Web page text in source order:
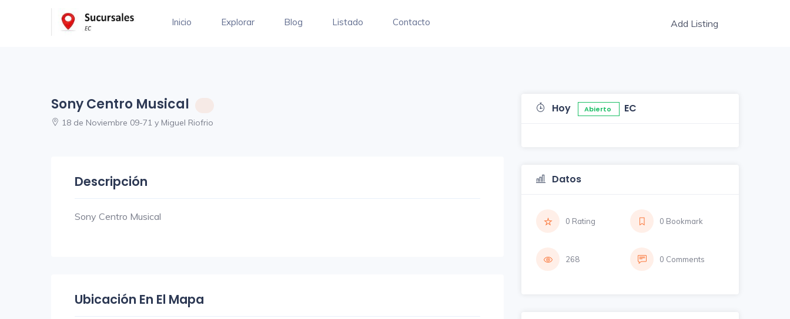
Add Listing
Inicio Explorar Blog Listado Contacto
Sony Centro Musical
18 de Noviembre 09-71 y Miguel Riofrio
Descripción
Sony Centro Musical
Ubicación En El Mapa
Hoy Abierto EC
Datos
0 Rating 0 Bookmark
268 0 Comments